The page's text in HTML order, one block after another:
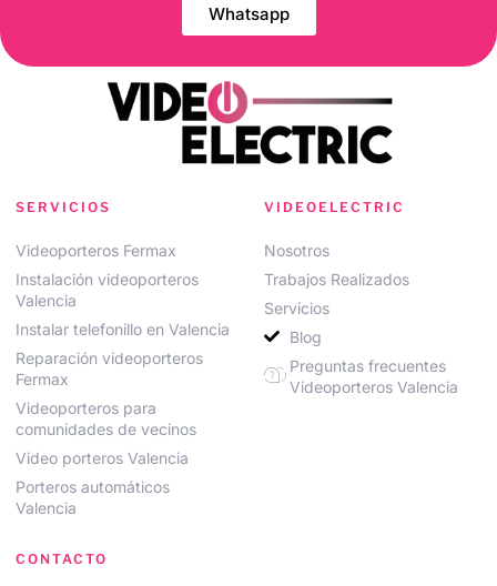
Whatsapp
SERVICIOS
Videoporteros Fermax
Instalación videoporteros
Valencia
Instalar telefonillo en Valencia
Reparación videoporteros
Fermax
Videoporteros para
comunidades de vecinos
Video porteros Valencia
Porteros automáticos
Valencia
VIDEOELECTRIC
Nosotros
Trabajos Realizados
Servicios
Blog
Preguntas frecuentes
Videoporteros Valencia
CONTACTO